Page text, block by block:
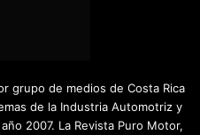
grupo de medios de Costa Rica
de la Industria Automotriz y
2007. La Revista Puro Motor,